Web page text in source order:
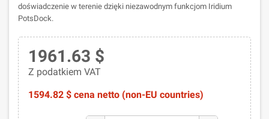
doświadczenie w terenie dzięki niezawodnym funkcjom Iridium
PotsDock.
1961.63 $
Z podatkiem VAT
1594.82 $ cena netto (non-EU countries)